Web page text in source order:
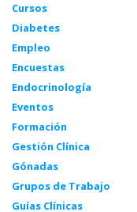
Cursos
Diabetes
Empleo
Encuestas
Endocrinología
Eventos
Formación
Gestión Clínica
Gónadas
Grupos de Trabajo
Guías Clínicas